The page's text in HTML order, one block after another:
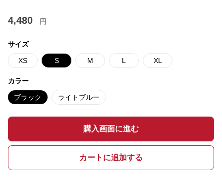
4,480 円
サイズ
XS S M L XL
カラー
ブラック ライトブルー
購入画面に進む
カートに追加する